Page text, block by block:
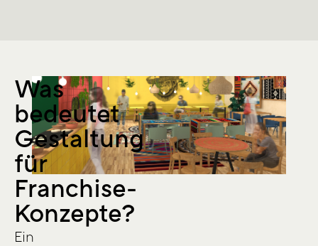
Was
bedeutet
Gestaltung
für
Franchise-
Konzepte?
Ein